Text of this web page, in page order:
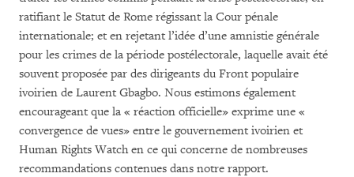
ratifiant le Statut de Rome régissant la Cour pénale
internationale; et en rejetant l’idée d’une amnistie générale
pour les crimes de la période postélectorale, laquelle avait été
souvent proposée par des dirigeants du Front populaire
ivoirien de Laurent Gbagbo. Nous estimons également
encourageant que la « réaction officielle» exprime une «
convergence de vues» entre le gouvernement ivoirien et
Human Rights Watch en ce qui concerne de nombreuses
recommandations contenues dans notre rapport.